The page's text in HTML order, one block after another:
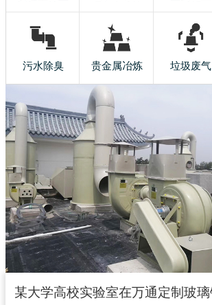
污水除臭 贵金属冶炼 垃圾废气